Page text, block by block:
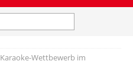
Karaoke-Wettbewerb im